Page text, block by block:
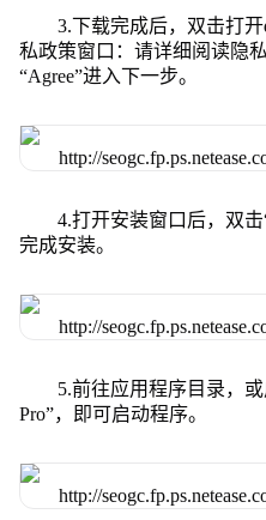
3.下载完成后，双击打
私政策窗口：请详细阅读隐
“Agree”进入下一步。
4.打开安装窗口后，双
完成安装。
5.前往应用程序目录，
Pro”，即可启动程序。